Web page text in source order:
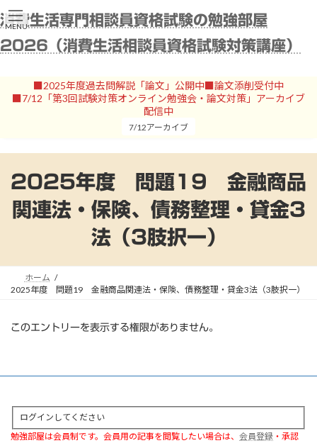
ン
ン
ビ
ー
消費生活専門相談員資格試験の勉強部屋
2026（消費生活相談員資格試験対策講座）
■2025年度過去問解説「論文」公開中■論文添削受付中
■7/12「第3回試験対策オンライン勉強会・論文対策」アーカイブ
配信中
7/12アーカイブ
2025年度 問題19 金融商品
関連法・保険、債務整理・貸金3
法（3肢択一）
ホーム
2025年度 問題19 金融商品関連法・保険、債務整理・貸金3法（3肢択一）
このエントリーを表示する権限がありません。
ログインしてください
勉強部屋は会員制です。会員用の記事を閲覧したい場合は、 会員登録 ・承認
MENU